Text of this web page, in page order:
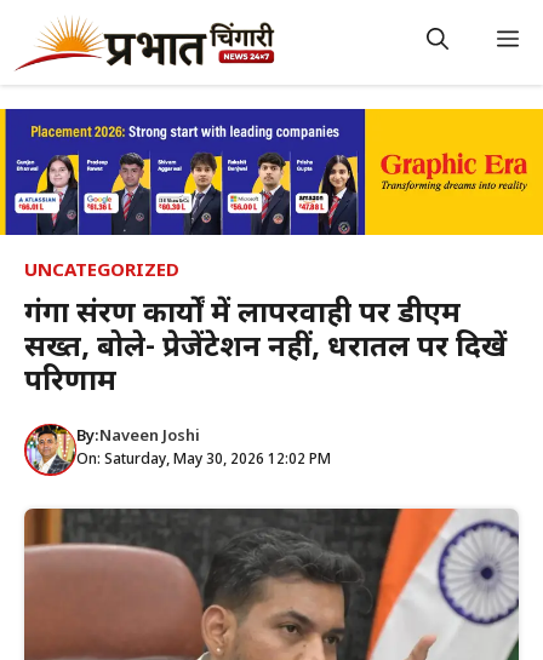
content
UNCATEGORIZED
गंगा संरक्षण कार्यों में लापरवाही पर डीएम
सख्त, बोले- प्रेजेंटेशन नहीं, धरातल पर दिखें
परिणाम
By:Naveen Joshi
On: Saturday, May 30, 2026 12:02 PM